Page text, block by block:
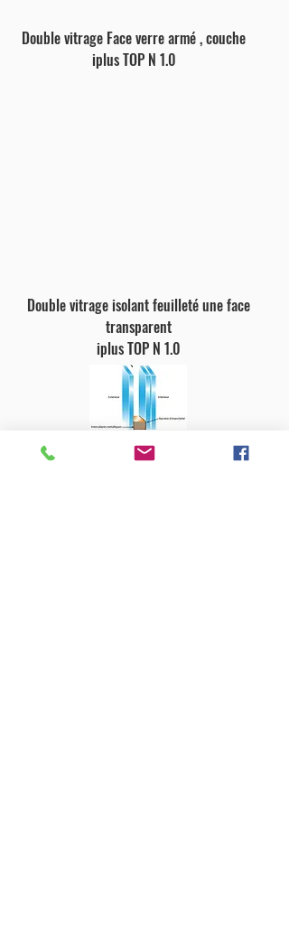
Double vitrage Face verre armé , couche
iplus TOP N 1.0
Double vitrage isolant feuilleté une face
transparent
iplus TOP N 1.0